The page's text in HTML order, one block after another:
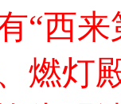
“西
燃灯